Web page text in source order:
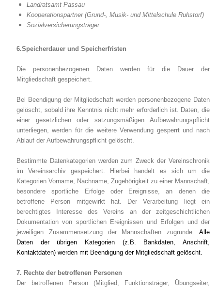
Landratsamt Passau
Kooperationspartner (Grund-, Musik- und Mittelschule Ruhstorf)
Sozialversicherungsträger
6.Speicherdauer und Speicherfristen
Die personenbezogenen Daten werden für die Dauer der
Mitgliedschaft gespeichert.
Bei Beendigung der Mitgliedschaft werden personenbezogene Daten
gelöscht, sobald ihre Kenntnis nicht mehr erforderlich ist. Daten, die
einer gesetzlichen oder satzungsmäßigen Aufbewahrungspflicht
unterliegen, werden für die weitere Verwendung gesperrt und nach
Ablauf der Aufbewahrungspflicht gelöscht.
Bestimmte Datenkategorien werden zum Zweck der Vereinschronik
im Vereinsarchiv gespeichert. Hierbei handelt es sich um die
Kategorien Vorname, Nachname, Zugehörigkeit zu einer Mannschaft,
besondere sportliche Erfolge oder Ereignisse, an denen die
betroffene Person mitgewirkt hat. Der Verarbeitung liegt ein
berechtigtes Interesse des Vereins an der zeitgeschichtlichen
Dokumentation von sportlichen Ereignissen und Erfolgen und der
jeweiligen Zusammensetzung der Mannschaften zugrunde. Alle
Daten der übrigen Kategorien (z.B. Bankdaten, Anschrift,
Kontaktdaten) werden mit Beendigung der Mitgliedschaft gelöscht.
7. Rechte der betroffenen Personen
Der betroffenen Person (Mitglied, Funktionsträger, Übungseiter,